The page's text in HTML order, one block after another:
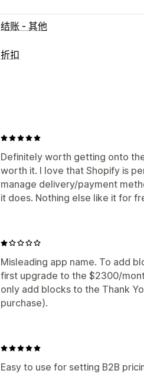
结账 - 其他
折扣
编辑器工具
Definitely worth getting onto
worth it. I love that Shopify is
manage delivery/payment
it does. Nothing else like it for
Misleading app name. To add
first upgrade to the $2300/
only add blocks to the Thank
purchase).
Easy to use for setting B2B